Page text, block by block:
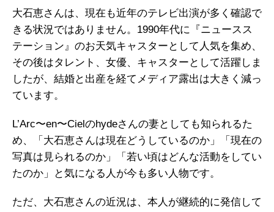
大石恵さんは、現在も近年のテレビ出演が多く確認で
きる状況ではありません。1990年代に『ニュースス
テーション』のお天気キャスターとして人気を集め、
その後はタレント、女優、キャスターとして活躍しま
したが、結婚と出産を経てメディア露出は大きく減っ
ています。
L’Arc〜en〜Cielのhydeさんの妻としても知られるた
め、「大石恵さんは現在どうしているのか」「現在の
写真は見られるのか」「若い頃はどんな活動をしてい
たのか」と気になる人が今も多い人物です。
ただ、大石恵さんの近況は、本人が継続的に発信して